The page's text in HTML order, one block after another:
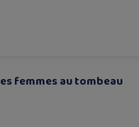
femmes au tombeau